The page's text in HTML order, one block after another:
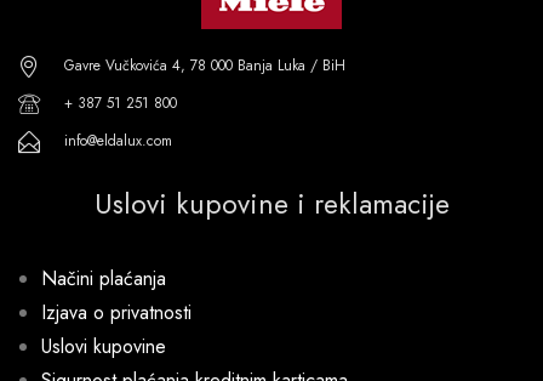
Gavre Vučkovića 4, 78 000 Banja Luka / BiH
+ 387 51 251 800
info@eldalux.com
Uslovi kupovine i reklamacije
Načini plaćanja
Izjava o privatnosti
Uslovi kupovine